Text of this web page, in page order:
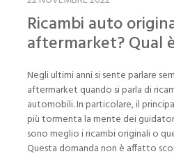
Ricambi auto
aftermarket? Qual
Negli ultimi anni si sente parlare
aftermarket quando si parla di
automobili. In particolare, il
più tormenta la mente dei
sono meglio i ricambi originali o
Questa domanda non è affatto